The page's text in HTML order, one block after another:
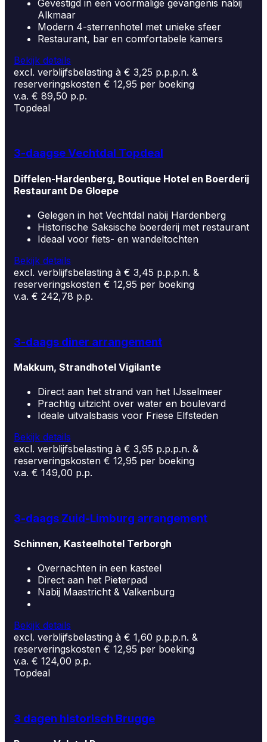
Gevestigd in een voormalige gevangenis nabij
Alkmaar
Modern 4-sterrenhotel met unieke sfeer
Restaurant, bar en comfortabele kamers
Bekijk details
excl. verblijfsbelasting à € 3,25 p.p.p.n. &
reserveringskosten € 12,95 per boeking
v.a. € 89,50 p.p.
Topdeal
3-daagse Vechtdal Topdeal
Diffelen-Hardenberg, Boutique Hotel en Boerderij
Restaurant De Gloepe
Gelegen in het Vechtdal nabij Hardenberg
Historische Saksische boerderij met restaurant
Ideaal voor fiets- en wandeltochten
Bekijk details
excl. verblijfsbelasting à € 3,45 p.p.p.n. &
reserveringskosten € 12,95 per boeking
v.a. € 242,78 p.p.
3-daags diner arrangement
Makkum, Strandhotel Vigilante
Direct aan het strand van het IJsselmeer
Prachtig uitzicht over water en boulevard
Ideale uitvalsbasis voor Friese Elfsteden
Bekijk details
excl. verblijfsbelasting à € 3,95 p.p.p.n. &
reserveringskosten € 12,95 per boeking
v.a. € 149,00 p.p.
3-daags Zuid-Limburg arrangement
Schinnen, Kasteelhotel Terborgh
Overnachten in een kasteel
Direct aan het Pieterpad
Nabij Maastricht & Valkenburg
Bekijk details
excl. verblijfsbelasting à € 1,60 p.p.p.n. &
reserveringskosten € 12,95 per boeking
v.a. € 124,00 p.p.
Topdeal
3 dagen historisch Brugge